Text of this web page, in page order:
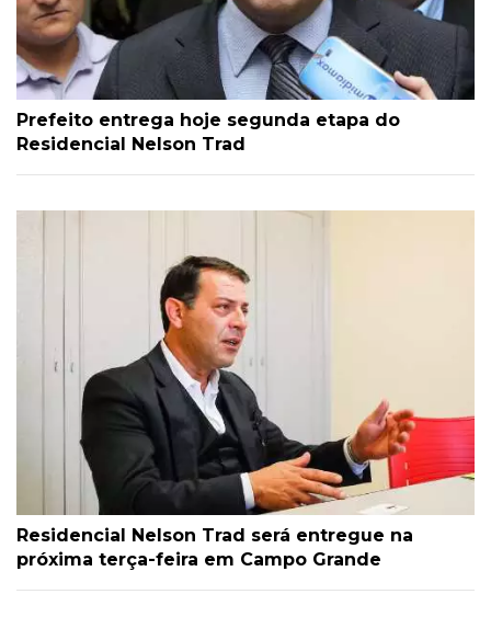
Prefeito entrega hoje segunda etapa do
Residencial Nelson Trad
Residencial Nelson Trad será entregue na
próxima terça-feira em Campo Grande